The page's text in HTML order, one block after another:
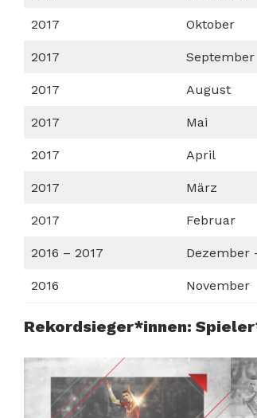
2017 Oktober
2017 September
2017 August
2017 Mai
2017 April
2017 März
2017 Februar
2016 – 2017 Dezember
2016 November
Rekordsieger*innen: